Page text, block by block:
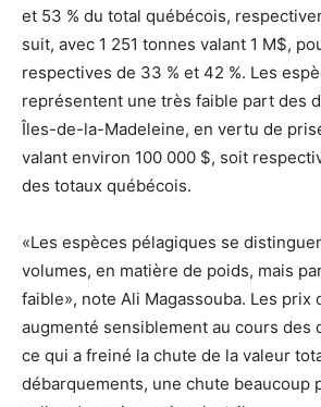
et 53 % du total québécois,
suit, avec 1 251 tonnes valant 1 M$,
respectives de 33 % et 42 %. Les
représentent une très faible part des
Îles-de-la-Madeleine, en vertu de
valant environ 100 000 $, soit
des totaux québécois.
«Les espèces pélagiques se
volumes, en matière de poids, mais
faible», note Ali Magassouba. Les prix
augmenté sensiblement au cours des
ce qui a freiné la chute de la valeur
débarquements, une chute beaucoup